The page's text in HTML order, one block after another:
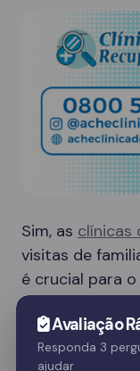
Sim, as clínicas
visitas de
é crucial para
Essas visitas
recuperação
Avaliação
Responda 3
ajudar